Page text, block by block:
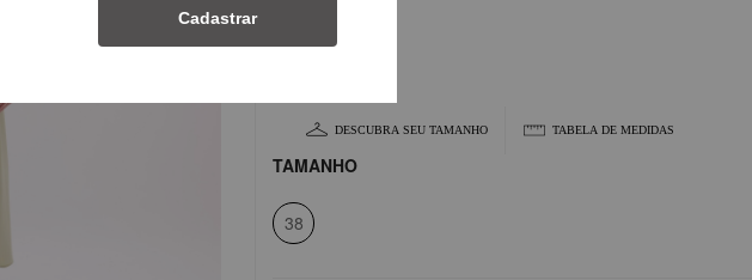
DESCUBRA SEU TAMANHO TABELA DE MEDIDAS
TAMANHO
38
Cadastrar